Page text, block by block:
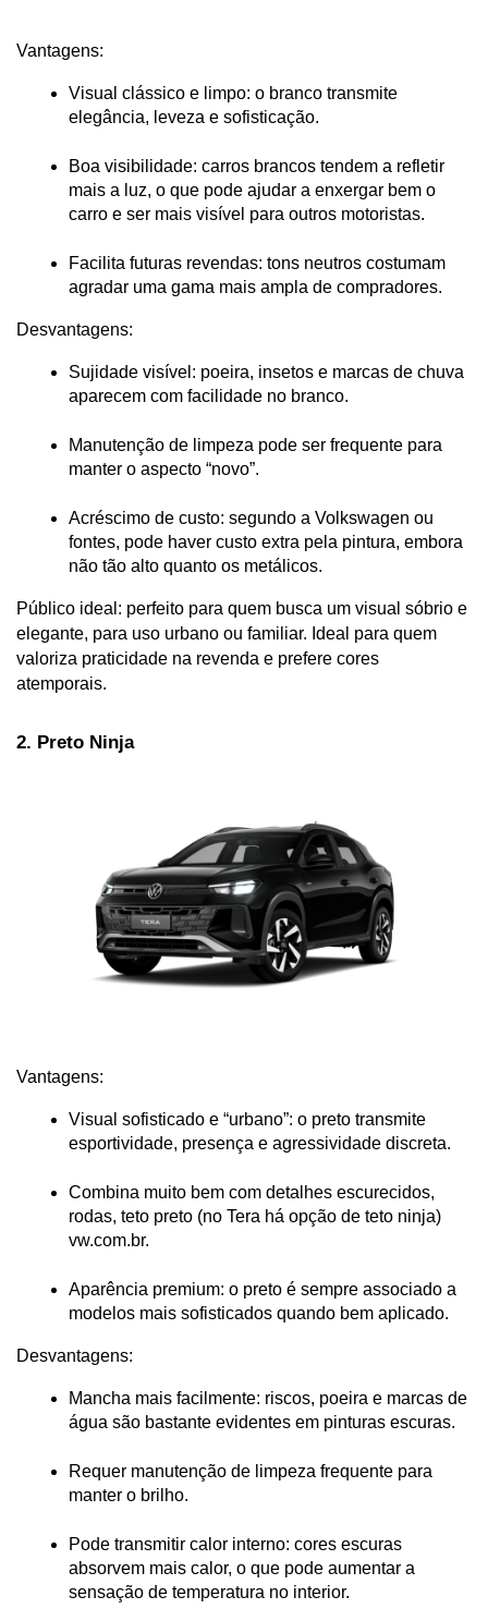
Vantagens:
Visual clássico e limpo: o branco transmite
elegância, leveza e sofisticação.
Boa visibilidade: carros brancos tendem a refletir
mais a luz, o que pode ajudar a enxergar bem o
carro e ser mais visível para outros motoristas.
Facilita futuras revendas: tons neutros costumam
agradar uma gama mais ampla de compradores.
Desvantagens:
Sujidade visível: poeira, insetos e marcas de chuva
aparecem com facilidade no branco.
Manutenção de limpeza pode ser frequente para
manter o aspecto “novo”.
Acréscimo de custo: segundo a Volkswagen ou
fontes, pode haver custo extra pela pintura, embora
não tão alto quanto os metálicos.
Público ideal: perfeito para quem busca um visual sóbrio e
elegante, para uso urbano ou familiar. Ideal para quem
valoriza praticidade na revenda e prefere cores
atemporais.
2. Preto Ninja
Vantagens:
Visual sofisticado e “urbano”: o preto transmite
esportividade, presença e agressividade discreta.
Combina muito bem com detalhes escurecidos,
rodas, teto preto (no Tera há opção de teto ninja)
vw.com.br.
Aparência premium: o preto é sempre associado a
modelos mais sofisticados quando bem aplicado.
Desvantagens:
Mancha mais facilmente: riscos, poeira e marcas de
água são bastante evidentes em pinturas escuras.
Requer manutenção de limpeza frequente para
manter o brilho.
Pode transmitir calor interno: cores escuras
absorvem mais calor, o que pode aumentar a
sensação de temperatura no interior.